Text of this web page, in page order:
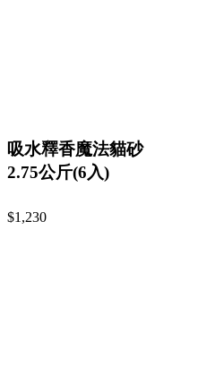
吸水釋香魔法貓砂
2.75公斤(6入)
$1,230